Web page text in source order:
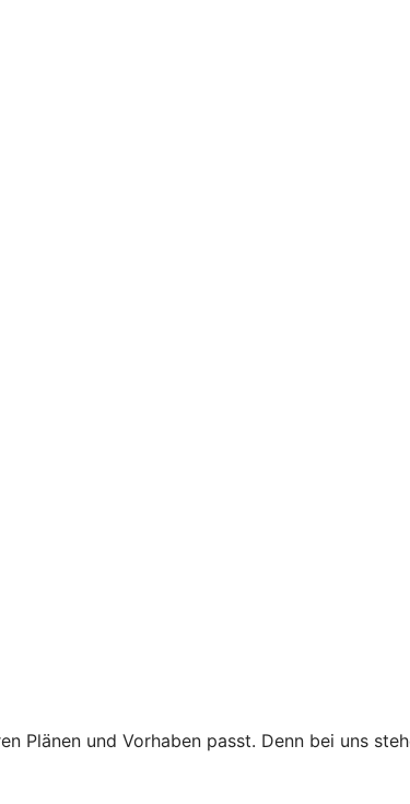
Plänen und Vorhaben passt. Denn bei uns